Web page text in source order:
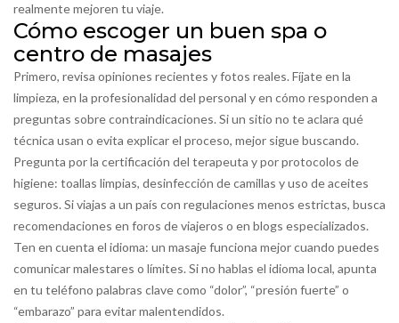
realmente mejoren tu viaje.
Cómo escoger un buen spa o
centro de masajes
Primero, revisa opiniones recientes y fotos reales. Fíjate en la
limpieza, en la profesionalidad del personal y en cómo responden a
preguntas sobre contraindicaciones. Si un sitio no te aclara qué
técnica usan o evita explicar el proceso, mejor sigue buscando.
Pregunta por la certificación del terapeuta y por protocolos de
higiene: toallas limpias, desinfección de camillas y uso de aceites
seguros. Si viajas a un país con regulaciones menos estrictas, busca
recomendaciones en foros de viajeros o en blogs especializados.
Ten en cuenta el idioma: un masaje funciona mejor cuando puedes
comunicar malestares o límites. Si no hablas el idioma local, apunta
en tu teléfono palabras clave como “dolor”, “presión fuerte” o
“embarazo” para evitar malentendidos.